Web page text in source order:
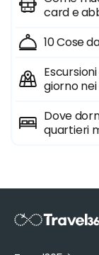
card e
10 Cose
giorno
Dove
quartieri